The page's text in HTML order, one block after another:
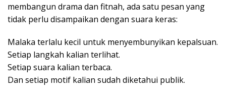
membangun drama dan fitnah, ada satu pesan yang
tidak perlu disampaikan dengan suara keras:
Malaka terlalu kecil untuk menyembunyikan kepalsuan.
Setiap langkah kalian terlihat.
Setiap suara kalian terbaca.
Dan setiap motif kalian sudah diketahui publik.